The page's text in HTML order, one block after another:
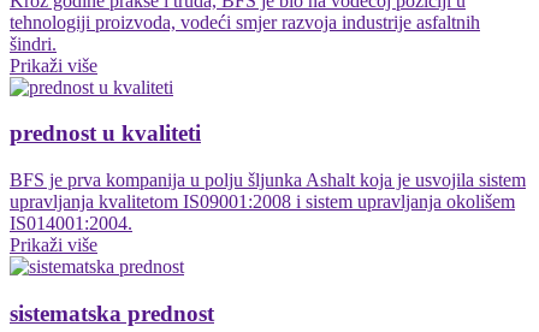
tehnologiji proizvoda, vodeći smjer razvoja industrije asfaltnih
šindri.
Prikaži više
prednost u kvaliteti
BFS je prva kompanija u polju šljunka Ashalt koja je usvojila sistem
upravljanja kvalitetom IS09001:2008 i sistem upravljanja okolišem
IS014001:2004.
Prikaži više
sistematska prednost